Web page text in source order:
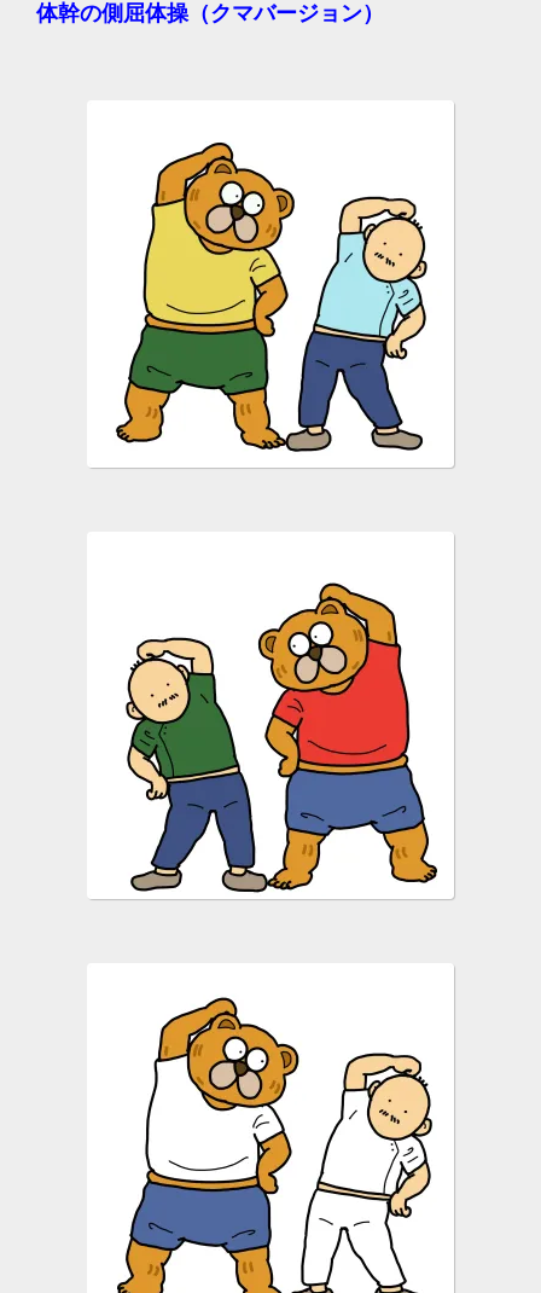
体幹の側屈体操（クマバージョン）